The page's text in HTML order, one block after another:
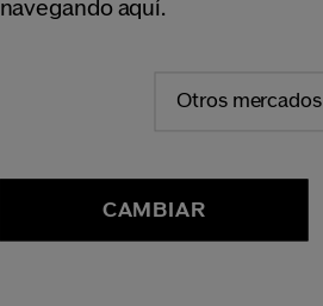
navegando aquí.
Otros mercados
CAMBIAR